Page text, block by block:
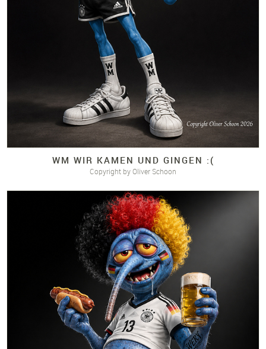
WM WIR KAMEN UND GINGEN :(
Copyright by Oliver Schoon